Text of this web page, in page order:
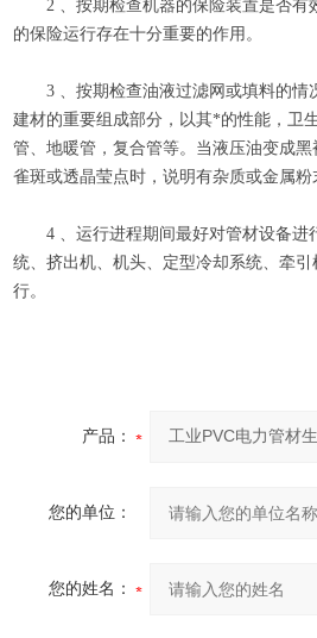
2 、按期检查机器的保险装置是否有
的保险运行存在十分重要的作用。
3 、按期检查油液过滤网或填料的情
建材的重要组成部分，以其*的性能，卫
管、地暖管，复合管等。当液压油变成
雀斑或透晶莹点时，说明有杂质或金属粉
4 、运行进程期间最好对管材设备进
统、挤出机、机头、定型冷却系统、牵
行。
产品：
您的单位：
您的姓名：